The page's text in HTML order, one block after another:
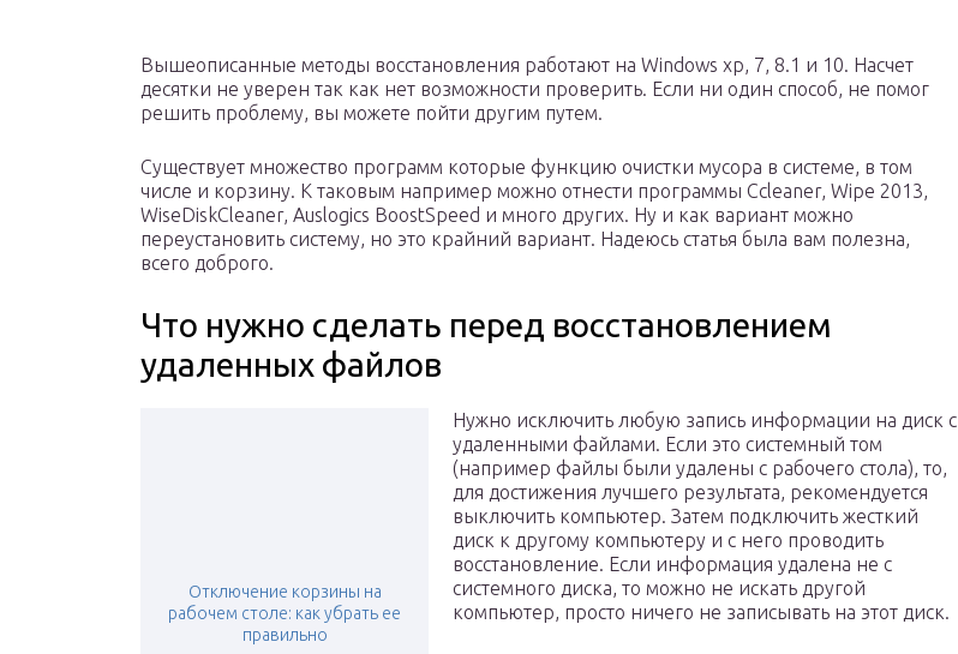
Вышеописанные методы восстановления работают на Windows xp, 7, 8.1 и 10. Насчет
десятки не уверен так как нет возможности проверить. Если ни один способ, не помог
решить проблему, вы можете пойти другим путем.
Существует множество программ которые функцию очистки мусора в системе, в том
числе и корзину. К таковым например можно отнести программы Ccleaner, Wipe 2013,
WiseDiskCleaner, Auslogics BoostSpeed и много других. Ну и как вариант можно
переустановить систему, но это крайний вариант. Надеюсь статья была вам полезна,
всего доброго.
Что нужно сделать перед восстановлением
удаленных файлов
Отключение корзины на
рабочем столе: как убрать ее
правильно
Нужно исключить любую запись информации на диск с
удаленными файлами. Если это системный том
(например файлы были удалены с рабочего стола), то,
для достижения лучшего результата, рекомендуется
выключить компьютер. Затем подключить жесткий
диск к другому компьютеру и с него проводить
восстановление. Если информация удалена не с
системного диска, то можно не искать другой
компьютер, просто ничего не записывать на этот диск.